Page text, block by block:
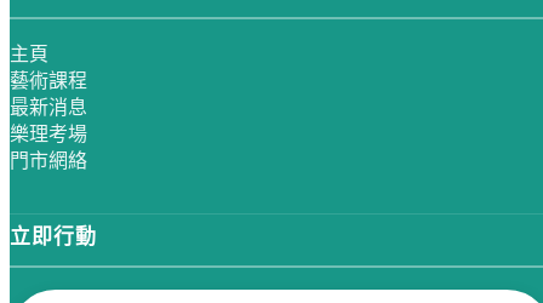
主頁
藝術課程
最新消息
樂理考場
門市網絡
立即行動